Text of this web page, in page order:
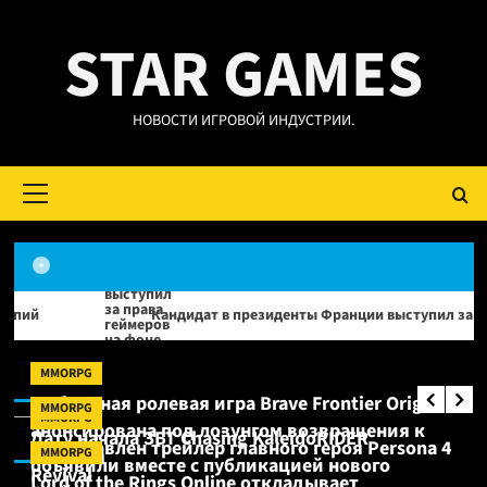
содержимомуSTAR GAMES
НОВОСТИ ИГРОВОЙ ИНДУСТРИИ.
меню
Кандидат в президенты Франции выступил за права геймеров
Новости:
Продажи Cyberpunk 2077 превысили
40 миллионов копий
MMO RPG:
MMORPG
Мобильная ролевая игра Brave Frontier Origin
анонсирована под лозунгом возвращения к
истокам
MMORPG
Представлен трейлер главного героя Persona 4
Revival
MMORPG
Дату начала ЗБТ Chasing KaleidoRIDER
объявили вместе с публикацией нового
MMORPG